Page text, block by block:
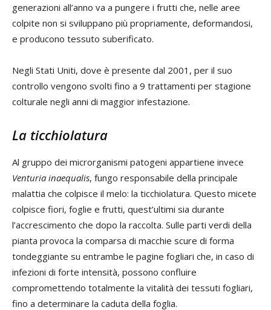
generazioni all’anno va a pungere i frutti che, nelle aree
colpite non si sviluppano più propriamente, deformandosi,
e producono tessuto suberificato.
Negli Stati Uniti, dove è presente dal 2001, per il suo
controllo vengono svolti fino a 9 trattamenti per stagione
colturale negli anni di maggior infestazione.
La ticchiolatura
Al gruppo dei microrganismi patogeni appartiene invece
Venturia inaequalis, fungo responsabile della principale
malattia che colpisce il melo: la ticchiolatura. Questo micete
colpisce fiori, foglie e frutti, quest’ultimi sia durante
l’accrescimento che dopo la raccolta. Sulle parti verdi della
pianta provoca la comparsa di macchie scure di forma
tondeggiante su entrambe le pagine fogliari che, in caso di
infezioni di forte intensità, possono confluire
compromettendo totalmente la vitalità dei tessuti fogliari,
fino a determinare la caduta della foglia.